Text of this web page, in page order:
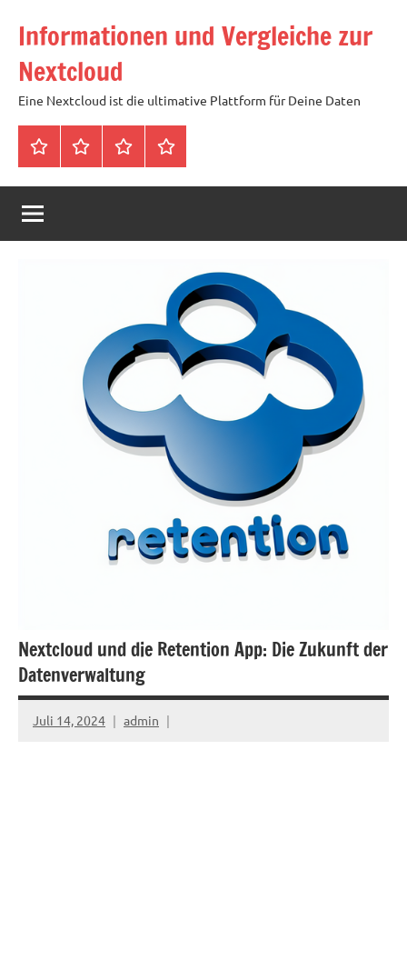
Inhalt
springen
Informationen und Vergleiche zur
Nextcloud
Eine Nextcloud ist die ultimative Plattform für Deine Daten
StartseiteNeuste
Artikel
Cloud
mit
Euro
/
mtl
Tags
Nextcloud und die Retention App: Die Zukunft der
Datenverwaltung
Juli 14, 2024 admin